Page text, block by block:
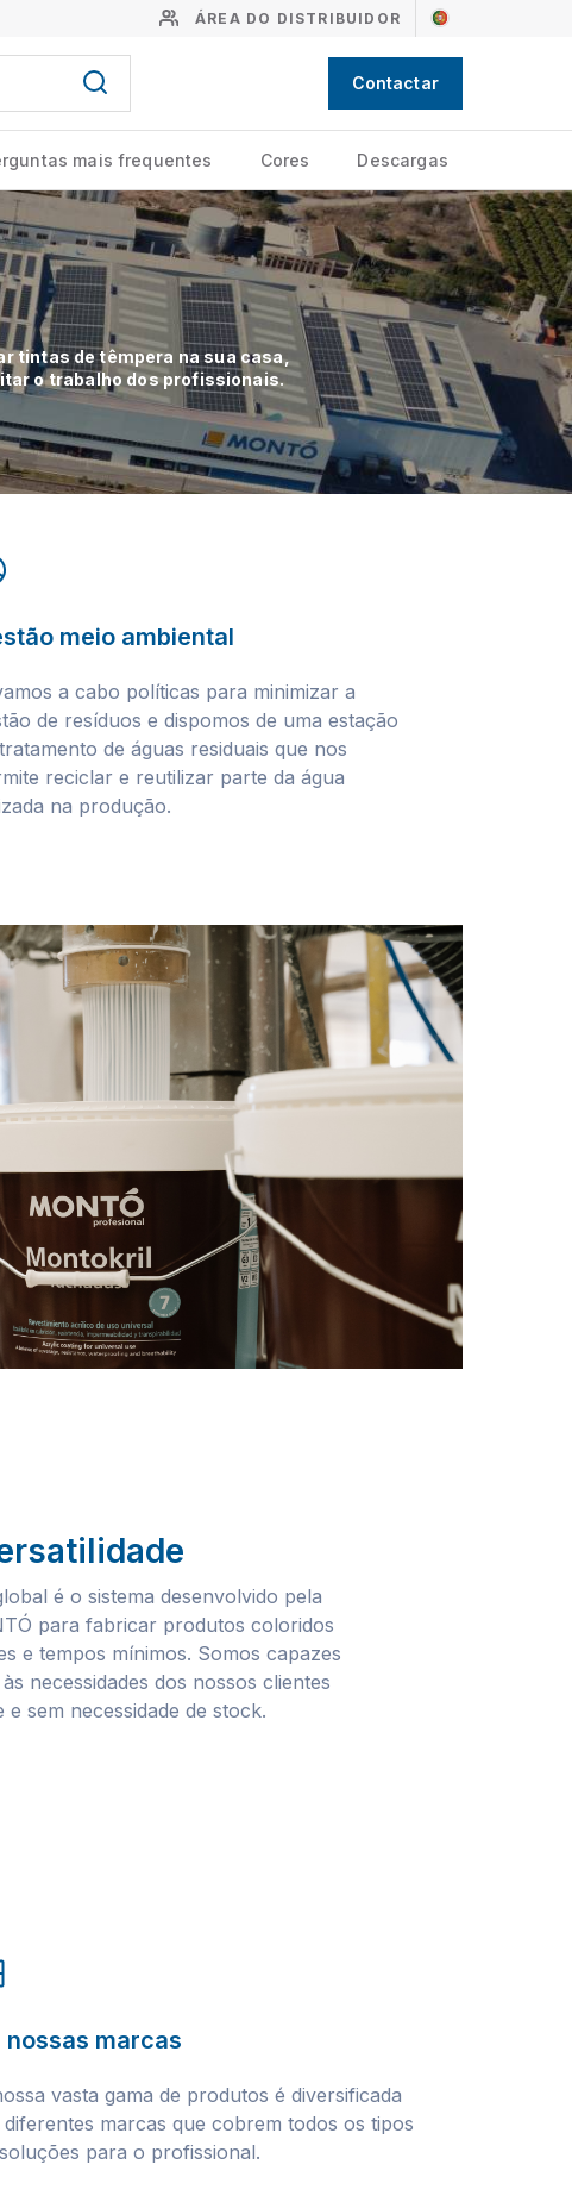
ÁREA DO DISTRIBUIDOR
Contactar
mais frequentes Cores Descargas
tintas de têmpera na sua casa,
o trabalho dos profissionais.
meio ambiental
a cabo políticas para minimizar a
de resíduos e dispomos de uma estação
de águas residuais que nos
reciclar e reutilizar parte da água
na produção.
é o sistema desenvolvido pela
para fabricar produtos coloridos
e tempos mínimos. Somos capazes
necessidades dos nossos clientes
e sem necessidade de stock.
nossas marcas
vasta gama de produtos é diversificada
diferentes marcas que cobrem todos os tipos
para o profissional.